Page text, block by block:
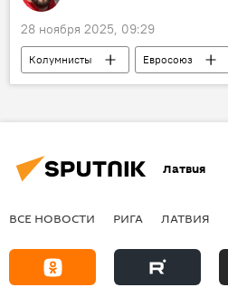
28 ноября 2025, 09:29
Колумнисты Евросоюз
США
Россия нефть
Латвия
ВСЕ НОВОСТИ РИГА ЛАТВИЯ